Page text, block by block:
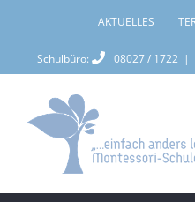
springen
AKTUELLES
Schulbüro: 08027 / 1722 |